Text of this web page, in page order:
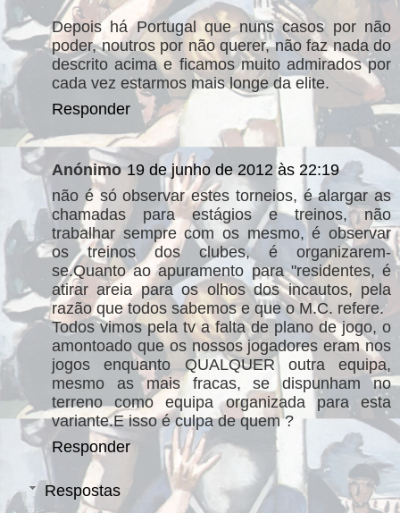
Depois há Portugal que nuns casos por não
poder, noutros por não querer, não faz nada do
descrito acima e ficamos muito admirados por
cada vez estarmos mais longe da elite.
Responder
Anónimo 19 de junho de 2012 às 22:19
não é só observar estes torneios, é alargar as
chamadas para estágios e treinos, não
trabalhar sempre com os mesmo, é observar
os treinos dos clubes, é organizarem-
se.Quanto ao apuramento para "residentes, é
atirar areia para os olhos dos incautos, pela
razão que todos sabemos e que o M.C. refere.
Todos vimos pela tv a falta de plano de jogo, o
amontoado que os nossos jogadores eram nos
jogos enquanto QUALQUER outra equipa,
mesmo as mais fracas, se dispunham no
terreno como equipa organizada para esta
variante.E isso é culpa de quem ?
Responder
Respostas